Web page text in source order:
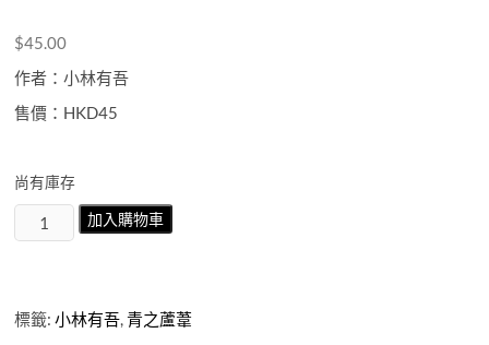
$45.00
作者：小林有吾
售價：HKD45
尚有庫存
之
第
加入購物車
標籤:小林有吾,青之蘆葦